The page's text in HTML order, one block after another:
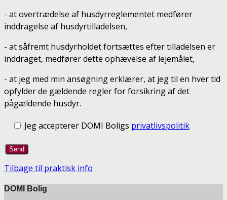
- at overtrædelse af husdyrreglementet medfører
inddragelse af husdyrtilladelsen,
- at såfremt husdyrholdet fortsættes efter tilladelsen er
inddraget, medfører dette ophævelse af lejemålet,
- at jeg med min ansøgning erklærer, at jeg til en hver tid
opfylder de gældende regler for forsikring af det
pågældende husdyr.
Jeg accepterer DOMI Boligs privatlivspolitik
Tilbage til praktisk info
DOMI Bolig